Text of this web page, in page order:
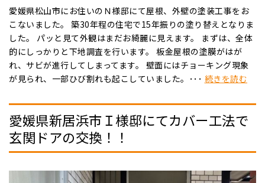
愛媛県松山市にお住いのＮ様邸にて屋根、外壁の塗装工事をお
こないました。 築30年程の住宅で15年振りの塗り替えとなりま
した。 パッと見て外観はまだお綺麗に見えます。 まずは、全体
的にしっかりと下地調査を行います。 板金屋根の塗膜がはが
れ、サビが進行してしまってます。 壁面にはチョーキング現象
が見られ、一部ひび割れも起こしていました。･･･ 続きを読む
愛媛県新居浜市Ｉ様邸にてカバー工法で
玄関ドアの交換！！